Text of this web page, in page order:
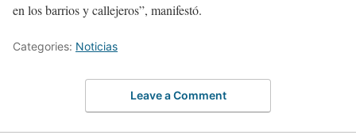
en los barrios y callejeros”, manifestó.
Categories: Noticias
Leave a Comment